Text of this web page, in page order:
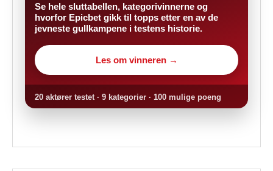
Se hele sluttabellen, kategorivinnerne og
hvorfor Epicbet gikk til topps etter en av de
jevneste gullkampene i testens historie.
Les om vinneren →
20 aktører testet · 9 kategorier · 100 mulige poeng